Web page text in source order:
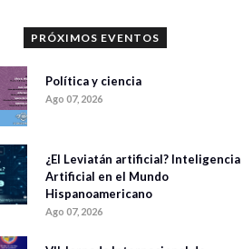
PRÓXIMOS EVENTOS
Política y ciencia
Ago 07, 2026
¿El Leviatán artificial? Inteligencia
Artificial en el Mundo
Hispanoamericano
Ago 07, 2026